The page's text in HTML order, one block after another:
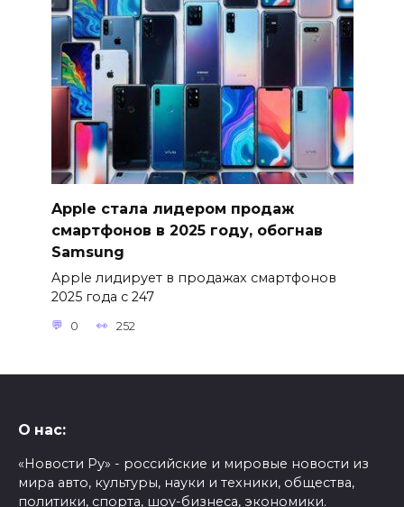
Apple стала лидером продаж
смартфонов в 2025 году, обогнав
Samsung
Apple лидирует в продажах смартфонов
2025 года с 247
0 252
О нас:
«Новости Ру» - российские и мировые новости из
мира авто, культуры, науки и техники, общества,
политики, спорта, шоу-бизнеса, экономики.